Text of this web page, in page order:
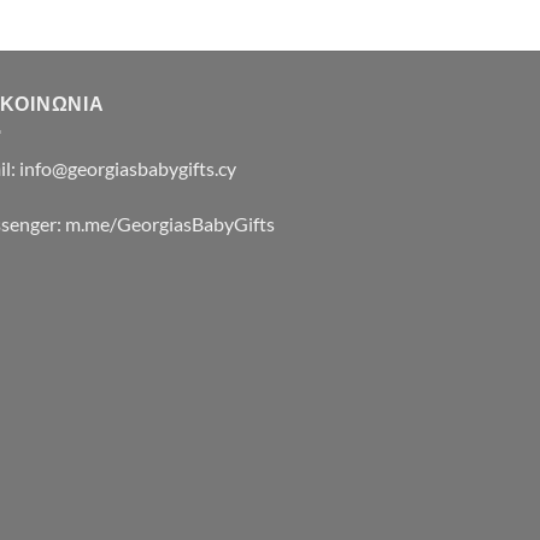
info@georgiasbabygifts.cy
m.me/GeorgiasBabyGifts